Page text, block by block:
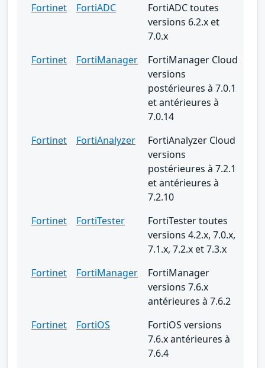
Fortinet
FortiADC
FortiADC toutes
versions 6.2.x et
7.0.x
Fortinet
FortiManager
FortiManager Cloud
versions
postérieures à 7.0.1
et antérieures à
7.0.14
Fortinet
FortiAnalyzer
FortiAnalyzer Cloud
versions
postérieures à 7.2.1
et antérieures à
7.2.10
Fortinet
FortiTester
FortiTester toutes
versions 4.2.x, 7.0.x,
7.1.x, 7.2.x et 7.3.x
Fortinet
FortiManager
FortiManager
versions 7.6.x
antérieures à 7.6.2
Fortinet
FortiOS
FortiOS versions
7.6.x antérieures à
7.6.4